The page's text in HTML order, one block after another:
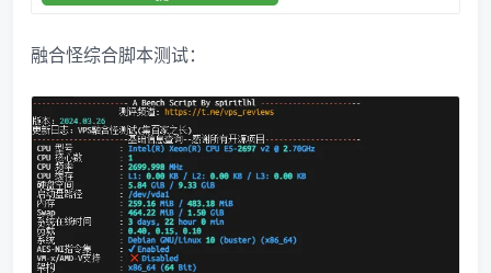
融合怪综合脚本测试：